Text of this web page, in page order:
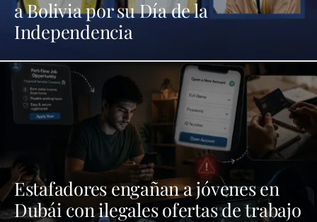
a Bolivia por su Día de la
Independencia
Estafadores engañan a jóvenes en
Dubái con ilegales ofertas de trabajo